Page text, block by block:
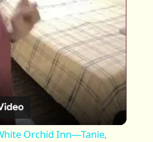
a
y
V
iOrchid Inn—Tanie,